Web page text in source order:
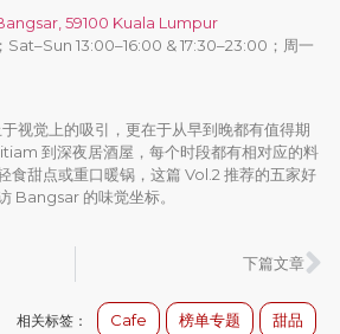
59100 Kuala Lumpur
Sat–Sun 13:00–16:00 & 17:30–23:00；周一
视觉上的吸引，更在于从早到晚都有值得期
到深夜居酒屋，每个时段都有相对应的料
食甜点或重口暖锅，这篇 Vol.2 推荐的五家好
Bangsar 的味觉坐标。
下篇文章
相关标签： Cafe 榜单专题 甜品